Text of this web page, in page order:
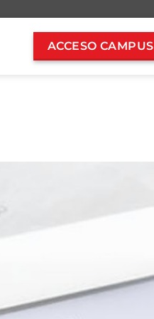
ACCESO CAMPUS